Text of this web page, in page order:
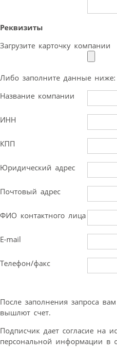
Реквизиты
Загрузите карточку компании
Либо заполните данные ниже:
Название компании
ИНН
КПП
Юридический адрес
Почтовый адрес
ФИО контактного лица
E-mail
Телефон/факс
После заполнения запроса
вышлют счет.
Подписчик дает согласие на
персональной информации в